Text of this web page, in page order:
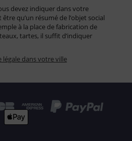
devez indiquer dans votre
qu’un résumé de l’objet social
à la place de fabrication de
tartes, il suffit d’indiquer
légale dans votre ville